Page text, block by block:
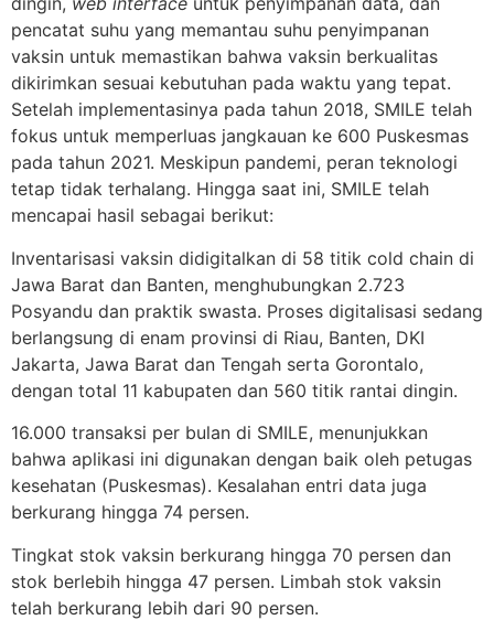
pencatat suhu yang memantau suhu penyimpanan
vaksin untuk memastikan bahwa vaksin berkualitas
dikirimkan sesuai kebutuhan pada waktu yang tepat.
Setelah implementasinya pada tahun 2018, SMILE telah
fokus untuk memperluas jangkauan ke 600 Puskesmas
pada tahun 2021. Meskipun pandemi, peran teknologi
tetap tidak terhalang. Hingga saat ini, SMILE telah
mencapai hasil sebagai berikut:
Inventarisasi vaksin didigitalkan di 58 titik cold chain di
Jawa Barat dan Banten, menghubungkan 2.723
Posyandu dan praktik swasta. Proses digitalisasi sedang
berlangsung di enam provinsi di Riau, Banten, DKI
Jakarta, Jawa Barat dan Tengah serta Gorontalo,
dengan total 11 kabupaten dan 560 titik rantai dingin.
16.000 transaksi per bulan di SMILE, menunjukkan
bahwa aplikasi ini digunakan dengan baik oleh petugas
kesehatan (Puskesmas). Kesalahan entri data juga
berkurang hingga 74 persen.
Tingkat stok vaksin berkurang hingga 70 persen dan
stok berlebih hingga 47 persen. Limbah stok vaksin
telah berkurang lebih dari 90 persen.